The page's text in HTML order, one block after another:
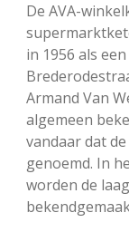
De AVA-
in 1956 als
Armand Van
algemeen
vandaar dat
genoemd. In
worden de